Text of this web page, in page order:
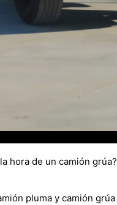
hora de un camión grúa?
pluma y camión grúa